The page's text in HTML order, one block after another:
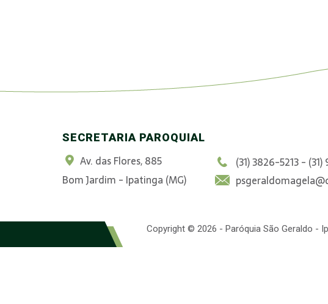
SECRETARIA PAROQUIAL
Av. das Flores, 885
Bom Jardim - Ipatinga (MG)
(31) 3826-5213 -
Copyright © 2026 - Paróquia São